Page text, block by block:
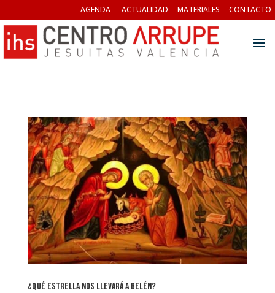
AGENDA ACTUALIDAD MATERIALES CONTACTO
¿Qué estrella nos llevará a Belén?